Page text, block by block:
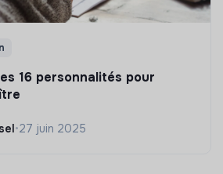
16 personnalités pour
•27 juin 2025